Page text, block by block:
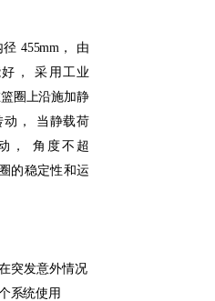
径 455mm， 由
，
采用工业
圈上沿施加静
动，
当静载荷
，
角度不超
的稳定性和运
突发意外情况
系统使用